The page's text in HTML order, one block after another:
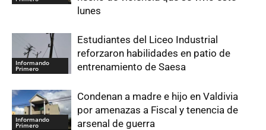
lunes
Informando
Primero
Estudiantes del Liceo Industrial
reforzaron habilidades en patio de
entrenamiento de Saesa
Informando
Primero
Condenan a madre e hijo en Valdivia
por amenazas a Fiscal y tenencia de
arsenal de guerra